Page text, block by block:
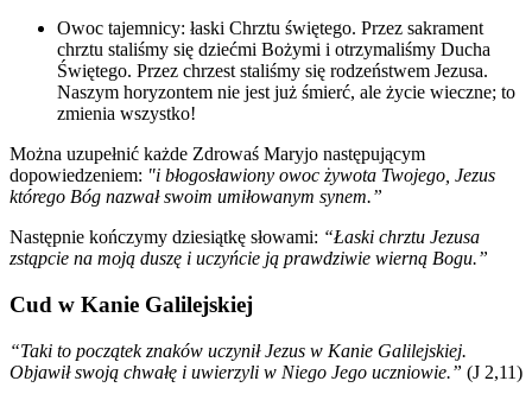
Owoc tajemnicy: łaski Chrztu świętego. Przez sakrament
chrztu staliśmy się dziećmi Bożymi i otrzymaliśmy Ducha
Świętego. Przez chrzest staliśmy się rodzeństwem Jezusa.
Naszym horyzontem nie jest już śmierć, ale życie wieczne; to
zmienia wszystko!
Można uzupełnić każde Zdrowaś Maryjo następującym
dopowiedzeniem: "i błogosławiony owoc żywota Twojego, Jezus
którego Bóg nazwał swoim umiłowanym synem.”
Następnie kończymy dziesiątkę słowami: “Łaski chrztu Jezusa
zstąpcie na moją duszę i uczyńcie ją prawdziwie wierną Bogu.”
Cud w Kanie Galilejskiej
“Taki to początek znaków uczynił Jezus w Kanie Galilejskiej.
Objawił swoją chwałę i uwierzyli w Niego Jego uczniowie.” (J 2,11)